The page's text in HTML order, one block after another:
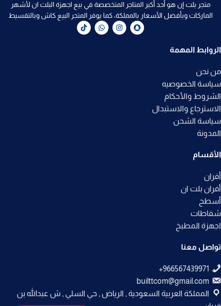
متجر بلت إن هو أحد أكبر المتاجر المتخصصة في بيع اجهزة البلت ان لأشهر
الماركات وبأفضل الأسعار بالمملكة، كما يوفر المتجر البيع كاش وبالتقسيط
الروابط المهمة
من نحن
سياسة الخصوصيه
الشروط والأحكام
الاسترجاع والاستبدال
سياسة الشحن
المدونة
الأقسام
أفران
أفران بلت ان
أسطح
شفاطات
اجهزة المطبخ
تواصل معنا
builttcom@gmail.com
المملكة العربية السعودية , الرياض , حي السلي , ش عبدالله بن